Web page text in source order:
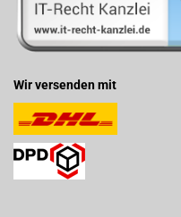
Wir versenden mit